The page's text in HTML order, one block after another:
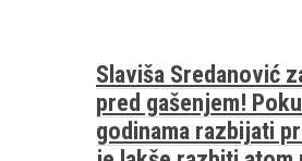
Slaviša Sredanović
pred gašenjem!
godinama razbijati